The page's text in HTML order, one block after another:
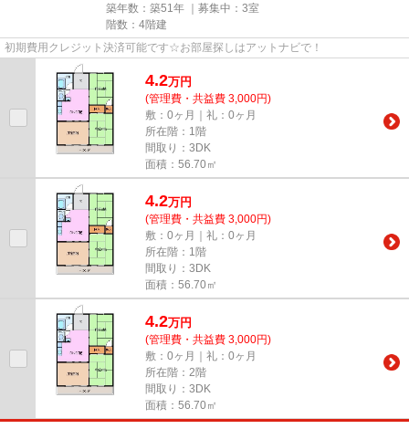
築年数：築51年 ｜募集中： 3室
階数：4階建
初期費用クレジット決済可能です☆お部屋探しはアットナビで！
4.2万円
(管理費・共益費 3,000円)
敷：0ヶ月｜礼：0ヶ月
所在階：1階
間取り：3DK
面積：56.70㎡
4.2万円
(管理費・共益費 3,000円)
敷：0ヶ月｜礼：0ヶ月
所在階：1階
間取り：3DK
面積：56.70㎡
4.2万円
(管理費・共益費 3,000円)
敷：0ヶ月｜礼：0ヶ月
所在階：2階
間取り：3DK
面積：56.70㎡